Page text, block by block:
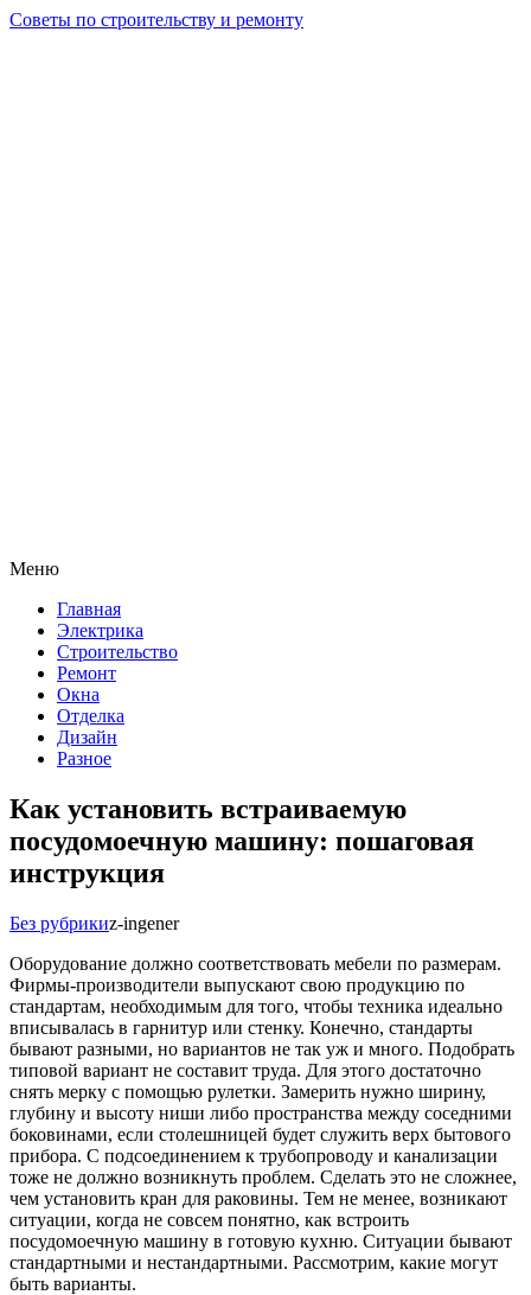
Советы по строительству и ремонту
Меню
Главная
Электрика
Строительство
Ремонт
Окна
Отделка
Дизайн
Разное
Как установить встраиваемую
посудомоечную машину: пошаговая
инструкция
Без рубрикиz-ingener
Оборудование должно соответствовать мебели по размерам.
Фирмы-производители выпускают свою продукцию по
стандартам, необходимым для того, чтобы техника идеально
вписывалась в гарнитур или стенку. Конечно, стандарты
бывают разными, но вариантов не так уж и много. Подобрать
типовой вариант не составит труда. Для этого достаточно
снять мерку с помощью рулетки. Замерить нужно ширину,
глубину и высоту ниши либо пространства между соседними
боковинами, если столешницей будет служить верх бытового
прибора. С подсоединением к трубопроводу и канализации
тоже не должно возникнуть проблем. Сделать это не сложнее,
чем установить кран для раковины. Тем не менее, возникают
ситуации, когда не совсем понятно, как встроить
посудомоечную машину в готовую кухню. Ситуации бывают
стандартными и нестандартными. Рассмотрим, какие могут
быть варианты.